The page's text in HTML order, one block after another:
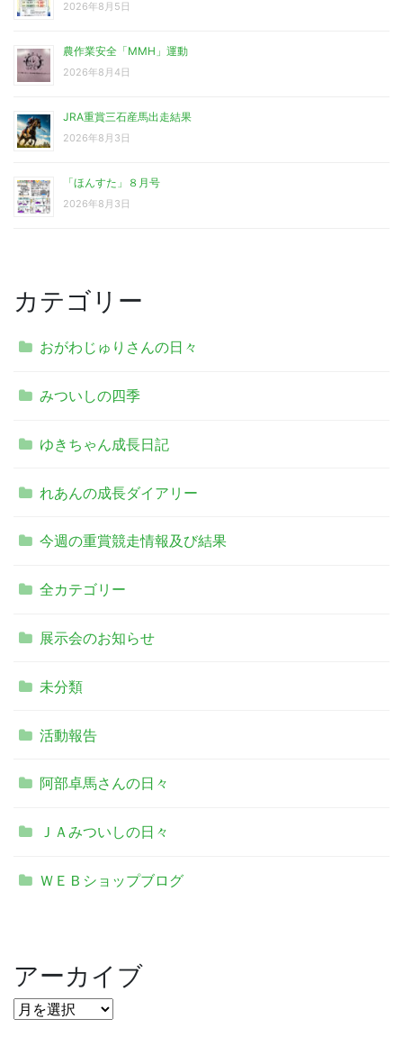
2026年8月5日
農作業安全「MMH」運動
2026年8月4日
JRA重賞三石産馬出走結果
2026年8月3日
「ほんすた」８月号
2026年8月3日
カテゴリー
おがわじゅりさんの日々
みついしの四季
ゆきちゃん成長日記
れあんの成長ダイアリー
今週の重賞競走情報及び結果
全カテゴリー
展示会のお知らせ
未分類
活動報告
阿部卓馬さんの日々
ＪＡみついしの日々
ＷＥＢショップブログ
アーカイブ
ア